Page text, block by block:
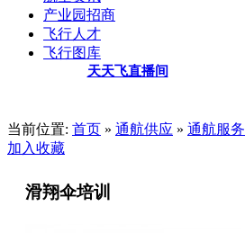
产业园招商
飞行人才
飞行图库
天天飞直播间
当前位置: 首页 » 通航供应 » 通航服务
加入收藏
滑翔伞培训